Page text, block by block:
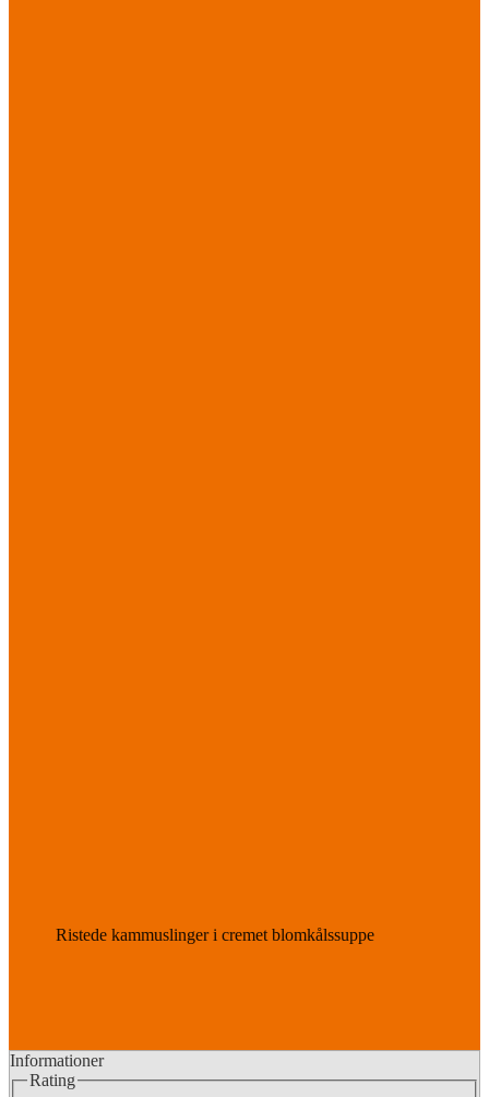
Ristede kammuslinger i cremet blomkålssuppe
Informationer
Rating